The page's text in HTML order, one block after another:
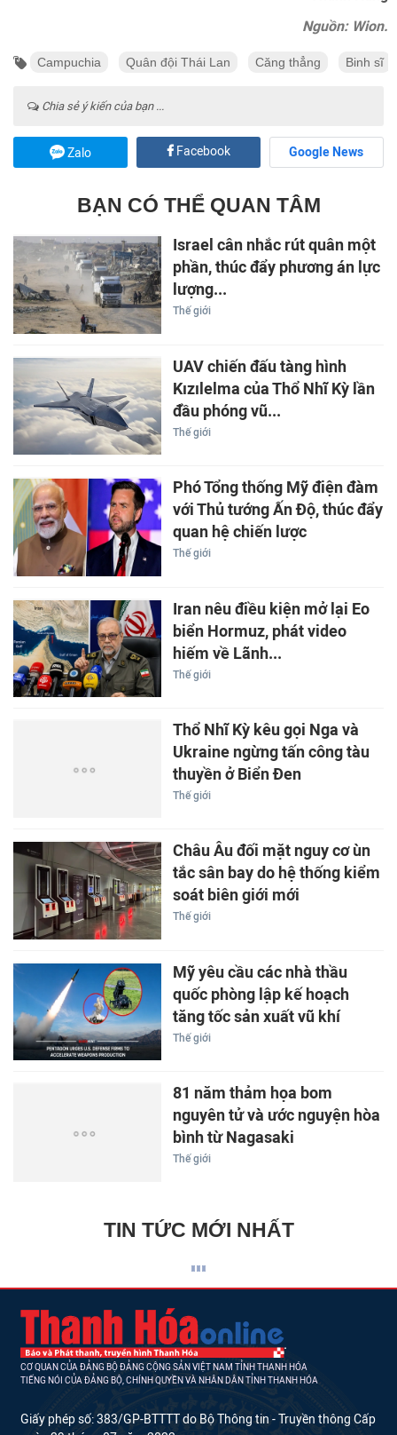
Nguồn: Wion.
Campuchia Quân đội Thái Lan Căng thẳng Binh sĩ
Chia sẻ ý kiến của bạn ...
Zalo Facebook Google News
BẠN CÓ THỂ QUAN TÂM
Israel cân nhắc rút quân một
phần, thúc đẩy phương án lực
lượng...
Thế giới
UAV chiến đấu tàng hình
Kızılelma của Thổ Nhĩ Kỳ lần
đầu phóng vũ...
Thế giới
Phó Tổng thống Mỹ điện đàm
với Thủ tướng Ấn Độ, thúc đẩy
quan hệ chiến lược
Thế giới
Iran nêu điều kiện mở lại Eo
biển Hormuz, phát video
hiếm về Lãnh...
Thế giới
Thổ Nhĩ Kỳ kêu gọi Nga và
Ukraine ngừng tấn công tàu
thuyền ở Biển Đen
Thế giới
Châu Âu đối mặt nguy cơ ùn
tắc sân bay do hệ thống kiểm
soát biên giới mới
Thế giới
Mỹ yêu cầu các nhà thầu
quốc phòng lập kế hoạch
tăng tốc sản xuất vũ khí
Thế giới
81 năm thảm họa bom
nguyên tử và ước nguyện hòa
bình từ Nagasaki
Thế giới
TIN TỨC MỚI NHẤT
CƠ QUAN CỦA ĐẢNG BỘ ĐẢNG CỘNG SẢN VIỆT NAM TỈNH THANH HÓA
TIẾNG NÓI CỦA ĐẢNG BỘ, CHÍNH QUYỀN VÀ NHÂN DÂN TỈNH THANH HÓA
Giấy phép số: 383/GP-BTTTT do Bộ Thông tin - Truyền thông Cấp